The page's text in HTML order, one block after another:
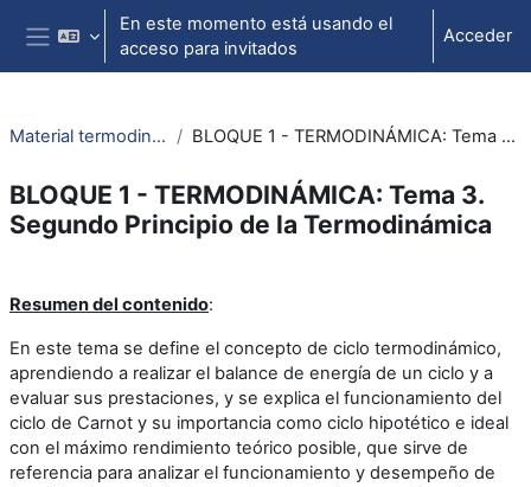
Salta al contenido principal
Panel lateral
En este momento está usando el
acceso para invitados
Acceder
Material termodinámica e ing. térmica BLOQUE 1 - TERMODINÁMICA: Tema 3. Segundo Principio de la Termodinámica
BLOQUE 1 - TERMODINÁMICA: Tema 3.
Segundo Principio de la Termodinámica
Resumen del contenido:
En este tema se define el concepto de ciclo termodinámico,
aprendiendo a realizar el balance de energía de un ciclo y a
evaluar sus prestaciones, y se explica el funcionamiento del
ciclo de Carnot y su importancia como ciclo hipotético e ideal
con el máximo rendimiento teórico posible, que sirve de
referencia para analizar el funcionamiento y desempeño de